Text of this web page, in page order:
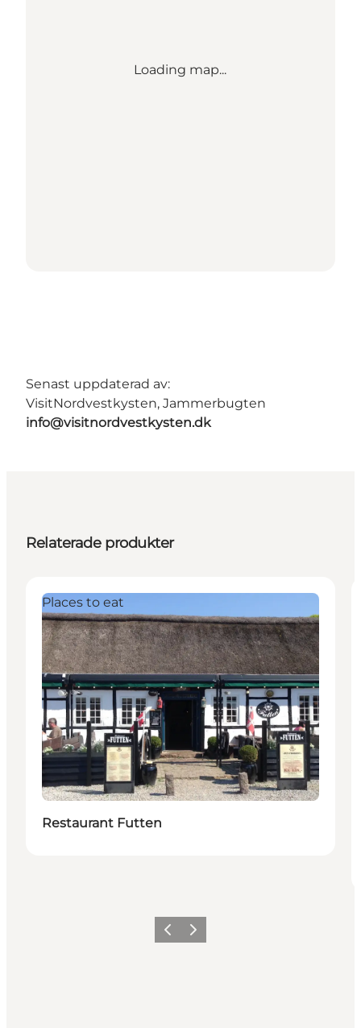
Loading map...
Senast uppdaterad av:
VisitNordvestkysten, Jammerbugten
info@visitnordvestkysten.dk
Relaterade produkter
Places to eat
Restaurant Futten
Föregående
Nästa